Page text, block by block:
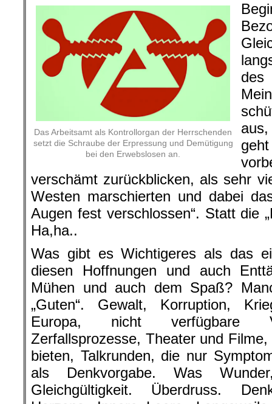
Das Arbeitsamt als Kontrollorgan der Herrschenden
setzt die Schraube der Erpressung und Demütigung
bei den Erwebslosen an.
verschämt zurückblicken, als sehr
Westen marschierten und dabei
Augen fest verschlossen“. Statt die
Ha,ha..
Was gibt es Wichtigeres als das
diesen Hoffnungen und auch
Mühen und auch dem Spaß?
„Guten“. Gewalt, Korruption,
Europa, nicht verfügbare
Zerfallsprozesse, Theater und
bieten, Talkrunden, die nur
als Denkvorgabe. Was
Gleichgültigkeit. Überdruss.